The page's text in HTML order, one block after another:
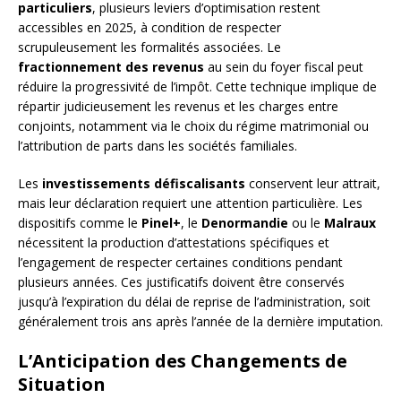
particuliers, plusieurs leviers d’optimisation restent
accessibles en 2025, à condition de respecter
scrupuleusement les formalités associées. Le
fractionnement des revenus au sein du foyer fiscal peut
réduire la progressivité de l’impôt. Cette technique implique de
répartir judicieusement les revenus et les charges entre
conjoints, notamment via le choix du régime matrimonial ou
l’attribution de parts dans les sociétés familiales.
Les investissements défiscalisants conservent leur attrait,
mais leur déclaration requiert une attention particulière. Les
dispositifs comme le Pinel+, le Denormandie ou le Malraux
nécessitent la production d’attestations spécifiques et
l’engagement de respecter certaines conditions pendant
plusieurs années. Ces justificatifs doivent être conservés
jusqu’à l’expiration du délai de reprise de l’administration, soit
généralement trois ans après l’année de la dernière imputation.
L’Anticipation des Changements de
Situation